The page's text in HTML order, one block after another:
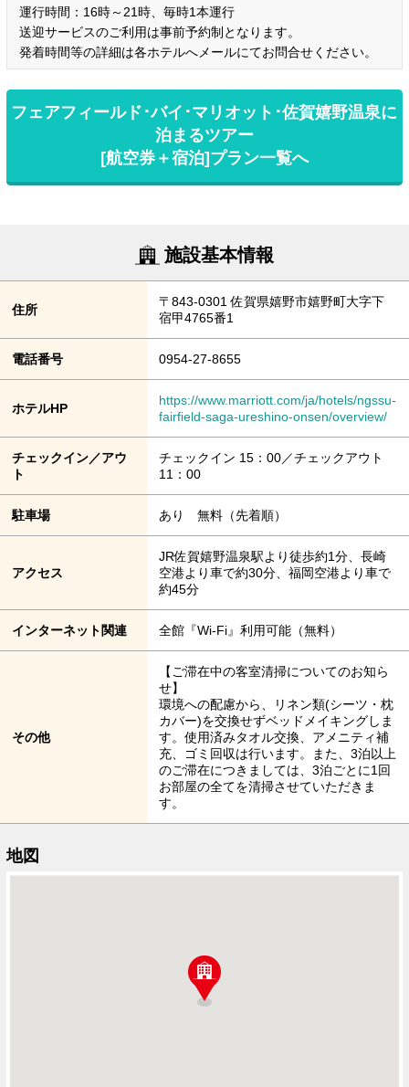
運行時間：16時～21時、毎時1本運行
送迎サービスのご利用は事前予約制となります。
発着時間等の詳細は各ホテルへメールにてお問合せください。
フェアフィールド･バイ･マリオット･佐賀嬉野温泉に
泊まるツアー
[航空券＋宿泊]プラン一覧へ
施設基本情報
住所
〒843-0301 佐賀県嬉野市嬉野町大字下
宿甲4765番1
電話番号 0954-27-8655
ホテルHP
https://www.marriott.com/ja/hotels/ngssu-
fairfield-saga-ureshino-onsen/overview/
チェックイン／アウ
ト
チェックイン 15：00／チェックアウト
11：00
駐車場 あり 無料（先着順）
アクセス
JR佐賀嬉野温泉駅より徒歩約1分、長崎
空港より車で約30分、福岡空港より車で
約45分
インターネット関連 全館『Wi-Fi』利用可能（無料）
その他
【ご滞在中の客室清掃についてのお知ら
せ】
環境への配慮から、リネン類(シーツ・枕
カバー)を交換せずベッドメイキングしま
す。使用済みタオル交換、アメニティ補
充、ゴミ回収は行います。また、3泊以上
のご滞在につきましては、3泊ごとに1回
お部屋の全てを清掃させていただきま
す。
地図